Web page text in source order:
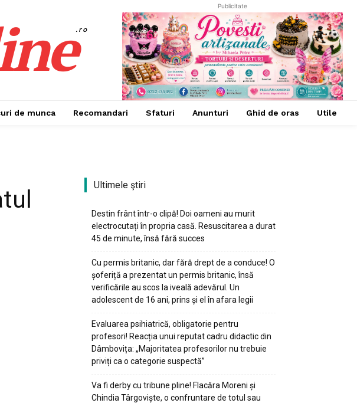
.ro
Publicitate
de munca Recomandari Sfaturi Anunturi Ghid de oras Utile
Ultimele ştiri
Destin frânt într-o clipă! Doi oameni au murit
electrocutați în propria casă. Resuscitarea a durat
45 de minute, însă fără succes
Cu permis britanic, dar fără drept de a conduce! O
șoferiță a prezentat un permis britanic, însă
verificările au scos la iveală adevărul. Un
adolescent de 16 ani, prins și el în afara legii
Evaluarea psihiatrică, obligatorie pentru
profesori! Reacția unui reputat cadru didactic din
Dâmbovița: „Majoritatea profesorilor nu trebuie
priviți ca o categorie suspectă”
Va fi derby cu tribune pline! Flacăra Moreni și
Chindia Târgoviște, o confruntare de totul sau